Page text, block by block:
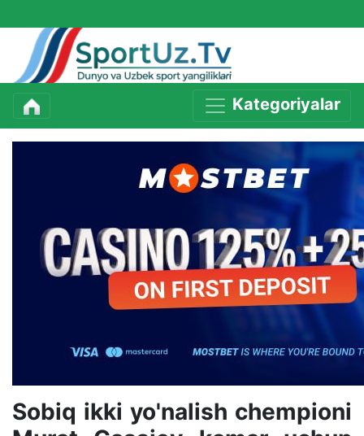
Kategoriyalar
Sobiq ikki yo'nalish chempioni